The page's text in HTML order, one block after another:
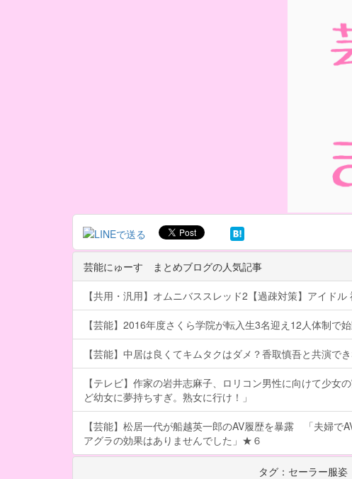
芸能にゅーす まとめブログの人気記事
【共用・汎用】オムニバススレッド2【過疎対策】アイドル
【芸能】2016年度さくら学院が転入生3名迎え12人体制で
【芸能】中居は良くてキムタクはダメ？香取慎吾と共演で
【テレビ】作家の岩井志麻子、ロリコン男性に向けて少女
ど幼女に夢持ちすぎ。熟女に行け！」
【芸能】松居一代が船越英一郎のAV履歴を暴露 「夫婦で
アグラの効果はありませんでした」★６
タグ：セーラー服姿